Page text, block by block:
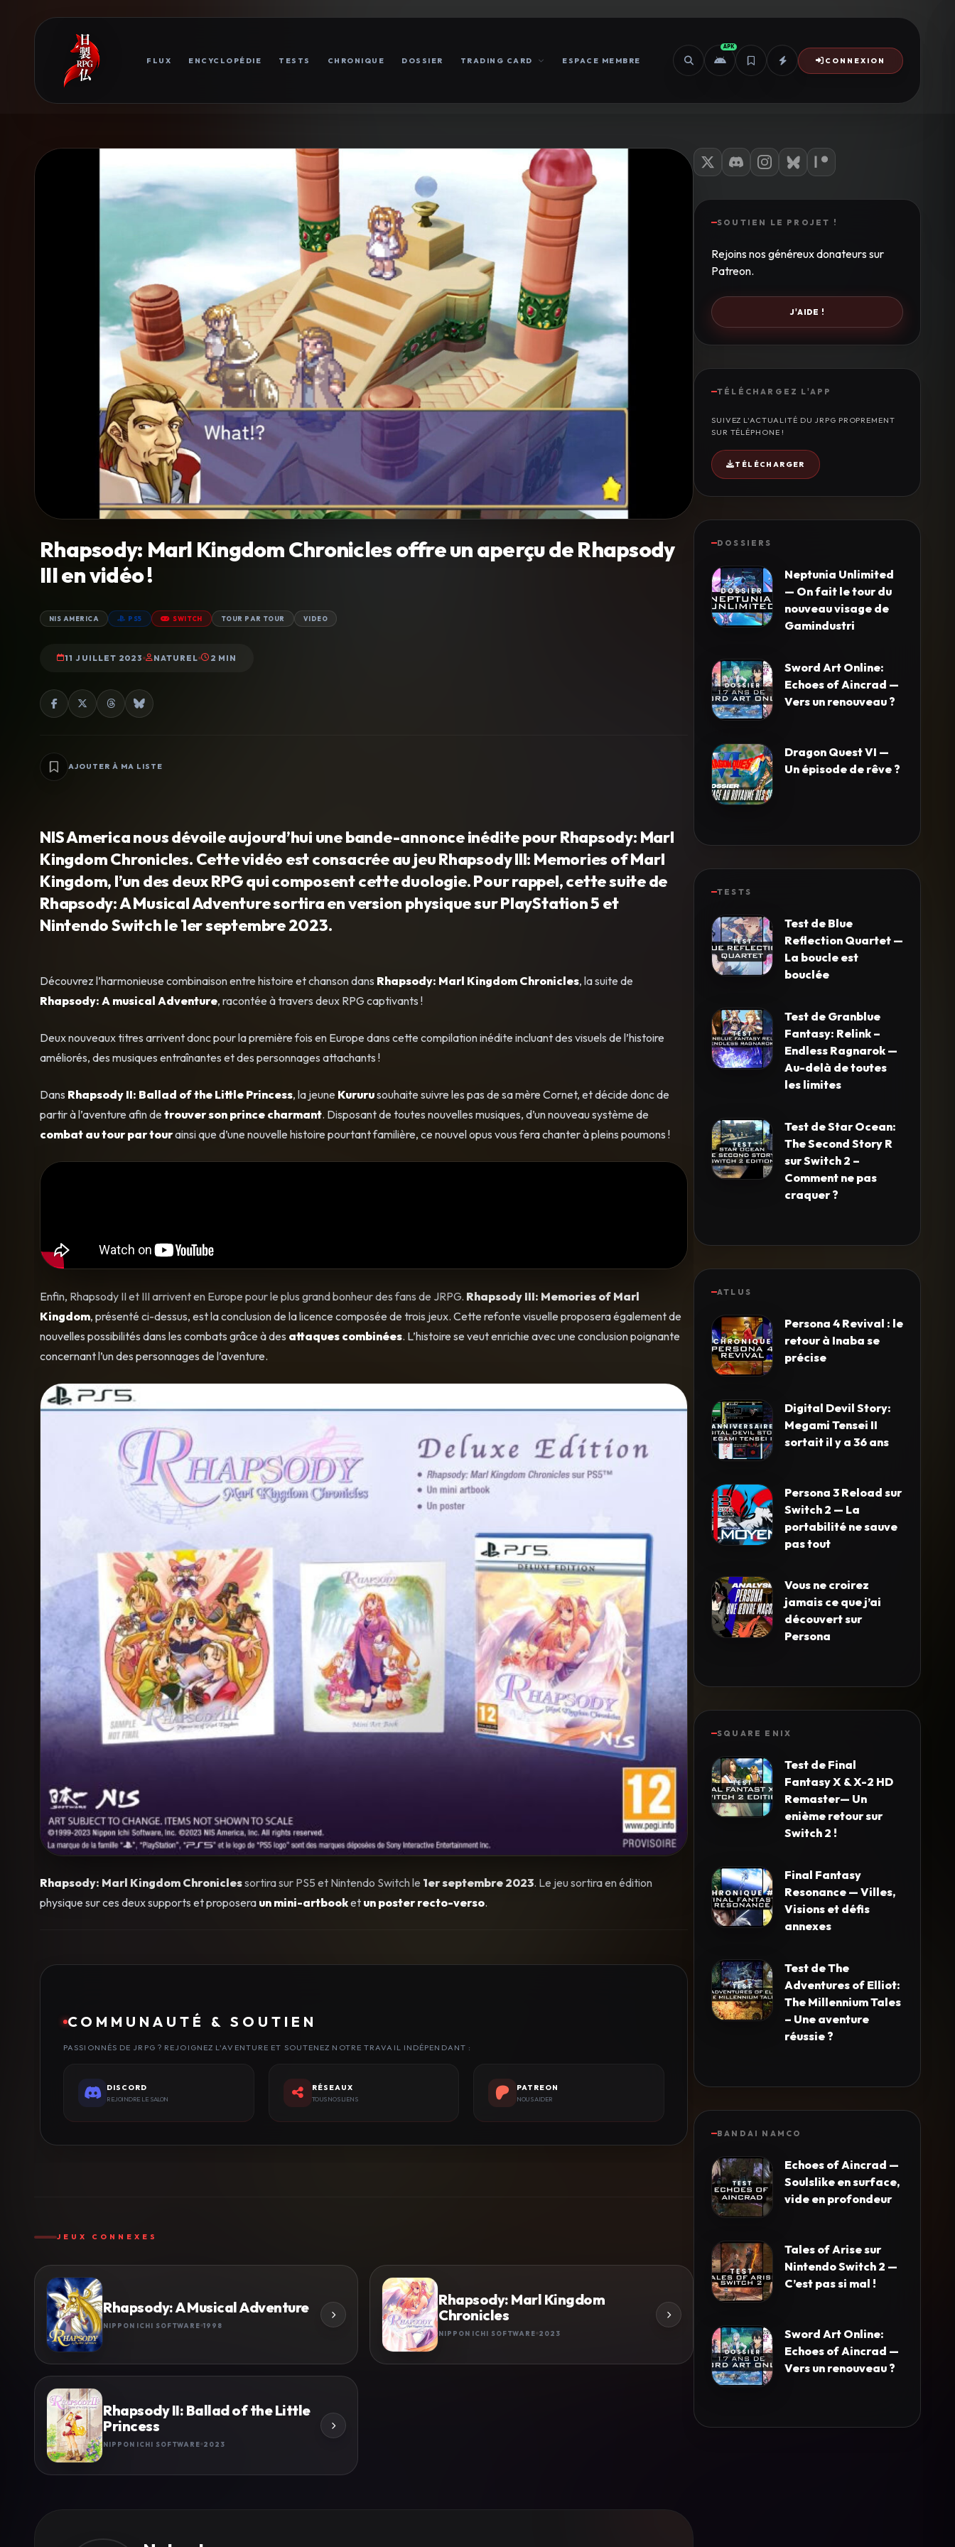
FLUX ENCYCLOPÉDIE TESTS CHRONIQUE DOSSIER TRADING CARD ESPACE MEMBRE
APK
CONNEXION
Rhapsody: Marl Kingdom Chronicles offre un aperçu de Rhapsody
III en vidéo !
NIS AMERICA PS5 SWITCH TOUR PAR TOUR VIDEO
11 JUILLET 2023 NATUREL 2 MIN
AJOUTER À MA LISTE
NIS America nous dévoile aujourd’hui une bande-annonce inédite pour Rhapsody: Marl
Kingdom Chronicles. Cette vidéo est consacrée au jeu Rhapsody III: Memories of Marl
Kingdom, l’un des deux RPG qui composent cette duologie. Pour rappel, cette suite de
Rhapsody: A Musical Adventure sortira en version physique sur PlayStation 5 et
Nintendo Switch le 1er septembre 2023.
Découvrez l’harmonieuse combinaison entre histoire et chanson dans Rhapsody: Marl Kingdom Chronicles, la suite de
Rhapsody: A musical Adventure, racontée à travers deux RPG captivants !
Deux nouveaux titres arrivent donc pour la première fois en Europe dans cette compilation inédite incluant des visuels de l’histoire
améliorés, des musiques entraînantes et des personnages attachants !
Dans Rhapsody II: Ballad of the Little Princess, la jeune Kururusouhaite suivre les pas de sa mère Cornet, et décide donc de
partir à l’aventure afin de trouver son prince charmant. Disposant de toutes nouvelles musiques, d’un nouveau système de
combat au tour par tourainsi que d’une nouvelle histoire pourtant familière, ce nouvel opus vous fera chanter à pleins poumons !
Enfin, Rhapsody II et III arrivent en Europe pour le plus grand bonheur des fans de JRPG. Rhapsody III: Memories of Marl
Kingdom, présenté ci-dessus, est la conclusion de la licence composée de trois jeux. Cette refonte visuelle proposera également de
nouvelles possibilités dans les combats grâce à des attaques combinées. L’histoire se veut enrichie avec une conclusion poignante
concernant l’un des personnages de l’aventure.
Rhapsody: Marl Kingdom Chroniclessortira sur PS5 et Nintendo Switch le 1er septembre 2023. Le jeu sortira en édition
physique sur ces deux supports et proposera un mini-artbooket un poster recto-verso.
COMMUNAUTÉ & SOUTIEN
PASSIONNÉS DE JRPG ? REJOIGNEZ L'AVENTURE ET SOUTENEZ NOTRE TRAVAIL INDÉPENDANT :
DISCORD
REJOINDRE LE SALON
RÉSEAUX
TOUS NOS LIENS
PATREON
NOUS AIDER
JEUX CONNEXES
Rhapsody: A Musical Adventure
NIPPON ICHI SOFTWARE 1998
Rhapsody: Marl Kingdom
Chronicles
NIPPON ICHI SOFTWARE 2023
Rhapsody II: Ballad of the Little
Princess
NIPPON ICHI SOFTWARE 2023
SOUTIEN LE PROJET !
Rejoins nos généreux donateurs sur
Patreon.
J'AIDE !
TÉLÉCHARGEZ L'APP
SUIVEZ L'ACTUALITÉ DU JRPG PROPREMENT
SUR TÉLÉPHONE !
TÉLÉCHARGER
DOSSIERS
Neptunia Unlimited
— On fait le tour du
nouveau visage de
Gamindustri
Sword Art Online:
Echoes of Aincrad —
Vers un renouveau ?
Dragon Quest VI —
Un épisode de rêve ?
TESTS
Test de Blue
Reflection Quartet —
La boucle est
bouclée
Test de Granblue
Fantasy: Relink –
Endless Ragnarok —
Au-delà de toutes
les limites
Test de Star Ocean:
The Second Story R
sur Switch 2 –
Comment ne pas
craquer ?
ATLUS
Persona 4 Revival : le
retour à Inaba se
précise
Digital Devil Story:
Megami Tensei II
sortait il y a 36 ans
Persona 3 Reload sur
Switch 2 — La
portabilité ne sauve
pas tout
Vous ne croirez
jamais ce que j’ai
découvert sur
Persona
SQUARE ENIX
Test de Final
Fantasy X & X-2 HD
Remaster— Un
enième retour sur
Switch 2 !
Final Fantasy
Resonance — Villes,
Visions et défis
annexes
Test de The
Adventures of Elliot:
The Millennium Tales
– Une aventure
réussie ?
BANDAI NAMCO
Echoes of Aincrad —
Soulslike en surface,
vide en profondeur
Tales of Arise sur
Nintendo Switch 2 —
C’est pas si mal !
Sword Art Online:
Echoes of Aincrad —
Vers un renouveau ?